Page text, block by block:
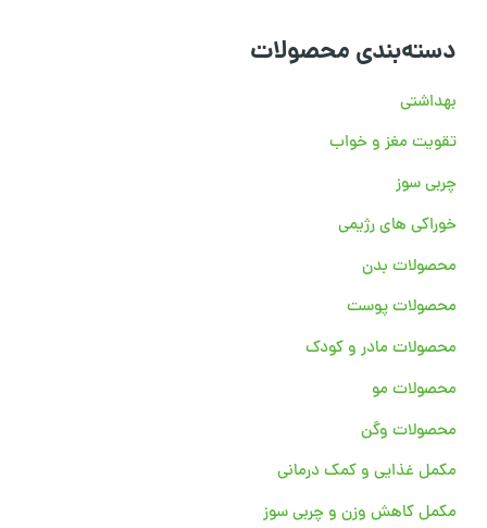
دسته‌بندی محصولات
بهداشتی
تقویت مغز و خواب
چربی سوز
خوراکی های رژیمی
محصولات بدن
محصولات پوست
محصولات مادر و کودک
محصولات مو
محصولات وگن
مکمل غذایی و کمک درمانی
مکمل کاهش وزن و چربی سوز